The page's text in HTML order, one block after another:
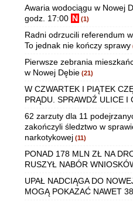
Awaria wodociągu w Nowej
godz. 17:00 N (1)
Radni odrzucili referendum
To jednak nie kończy sprawy
Pierwsze zebrania
w Nowej Dębie (21)
W CZWARTEK I PIĄTEK
PRĄDU. SPRAWDŹ ULICE I
62 zarzuty dla 11
zakończyli śledztwo w
narkotykowej (11)
PONAD 178 MLN ZŁ NA
RUSZYŁ NABÓR
UPAŁ NADCIĄGA DO
MOGĄ POKAZAĆ NAWET